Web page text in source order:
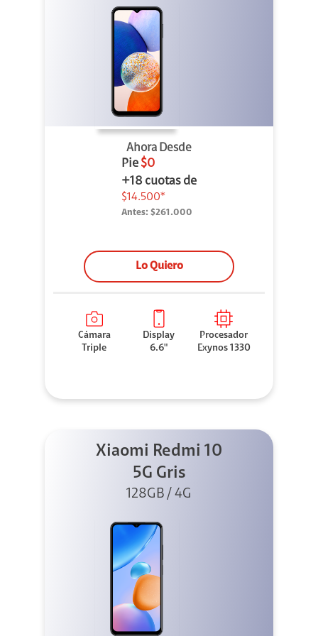
Ahora Desde
Pie $0
+18 cuotas de
$14.500*
Antes: $261.000
Lo Quiero
Cámara
Triple
Display
6.6"
Procesador
Exynos 1330
Xiaomi Redmi 10
5G Gris
128GB / 4G